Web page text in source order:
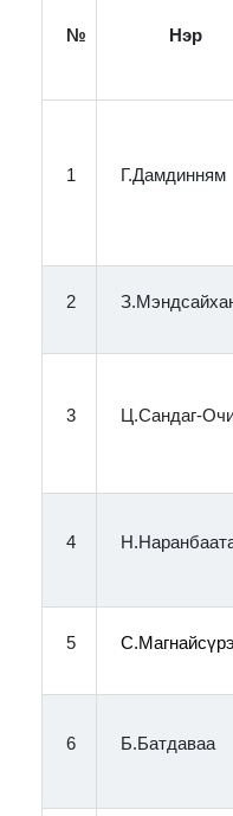
№ Нэр
1 Г.Дамдинням
2
3 Ц.Сандаг-
4
5
6 Б.Батдаваа